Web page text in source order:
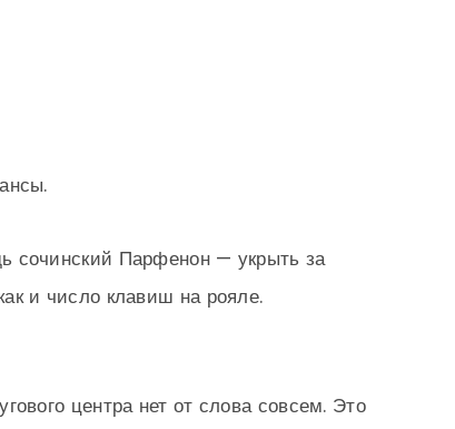
сочинский Парфенон — укрыть за
и число клавиш на рояле.
центра нет от слова совсем. Это